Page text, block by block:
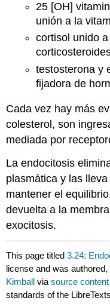
25 [OH]
unión a la
cortisol unido
testosterona y
fijadora de
Cada vez hay más
colesterol, son
mediada por
La endocitosis
plasmática y las
mantener el
devuelta a la
exocitosis.
This page titled3.24:
license and was
Kimball viasource content
standards of the